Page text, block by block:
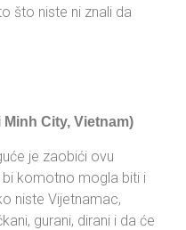
što niste ni znali da
City, Vietnam)
je zaobići ovu
bi komotno mogla biti i
niste Vijetnamac,
gurani, dirani i da će